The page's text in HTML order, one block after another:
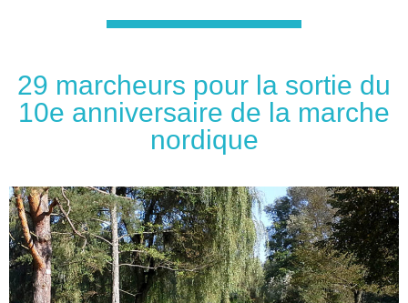
29 marcheurs pour la sortie du
10e anniversaire de la marche
nordique